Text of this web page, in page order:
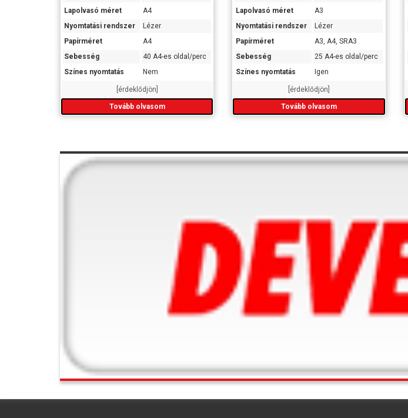
Lapolvasó méret
A4
Nyomtatási rendszer
Lézer
Papírméret
A4
Sebesség
40 A4-es oldal/perc
Színes nyomtatás
Nem
[érdeklődjön]
Tovább olvasom
Lapolvasó méret
A3
Nyomtatási rendszer
Lézer
Papírméret
A3, A4, SRA3
Sebesség
25 A4-es oldal/perc
Színes nyomtatás
Igen
[érdeklődjön]
Tovább olvasom